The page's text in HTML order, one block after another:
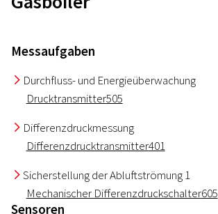
Messaufgaben
I Durchfluss- und Energieüberwachung
Drucktransmitter505
I Differenzdruckmessung
Differenzdrucktransmitter401
I Sicherstellung der Abluftströmung 1
Mechanischer Differenzdruckschalter605
Sensoren